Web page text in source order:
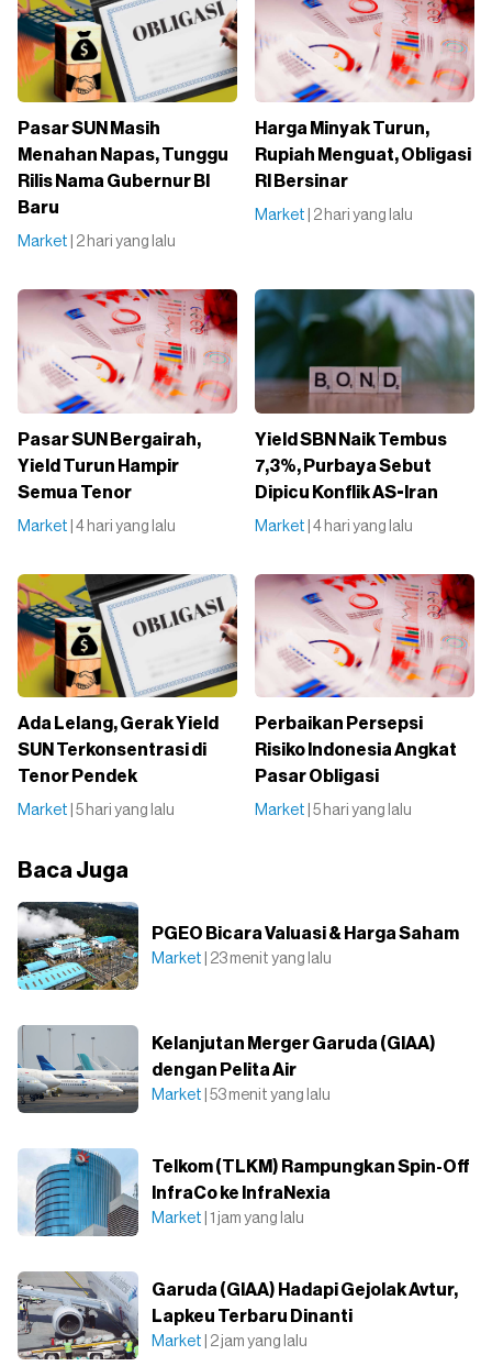
Pasar SUN Masih
Menahan Napas, Tunggu
Rilis Nama Gubernur BI
Baru
Market | 2 hari yang lalu
Harga Minyak Turun,
Rupiah Menguat, Obligasi
RI Bersinar
Market | 2 hari yang lalu
Pasar SUN Bergairah,
Yield Turun Hampir
Semua Tenor
Market | 4 hari yang lalu
Yield SBN Naik Tembus
7,3%, Purbaya Sebut
Dipicu Konflik AS-Iran
Market | 4 hari yang lalu
Ada Lelang, Gerak Yield
SUN Terkonsentrasi di
Tenor Pendek
Market | 5 hari yang lalu
Perbaikan Persepsi
Risiko Indonesia Angkat
Pasar Obligasi
Market | 5 hari yang lalu
Baca Juga
PGEO Bicara Valuasi & Harga Saham
Market | 23 menit yang lalu
Kelanjutan Merger Garuda (GIAA)
dengan Pelita Air
Market | 53 menit yang lalu
Telkom (TLKM) Rampungkan Spin-Off
InfraCo ke InfraNexia
Market | 1 jam yang lalu
Garuda (GIAA) Hadapi Gejolak Avtur,
Lapkeu Terbaru Dinanti
Market | 2 jam yang lalu